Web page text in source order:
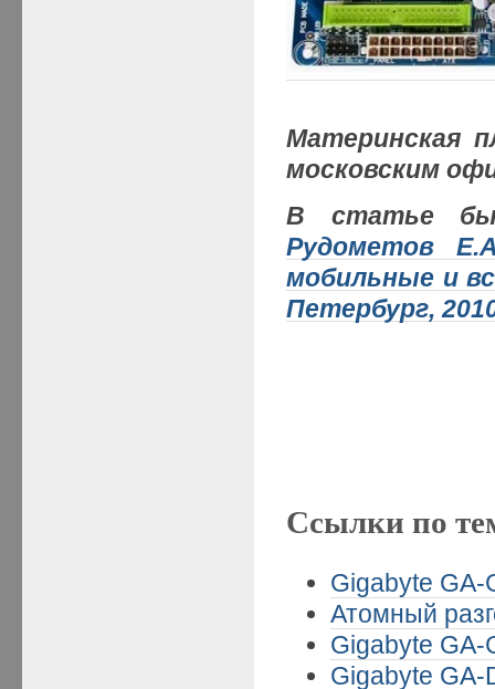
Материнская
московским
В статье
Рудометов
мобильные и
Петербург,
Ссылки по
Gigabyte GA-
Атомный
Gigabyte GA-
Gigabyte GA-